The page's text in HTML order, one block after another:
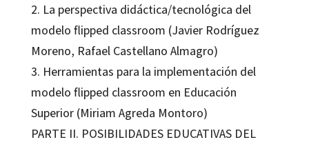
2. La perspectiva didáctica/tecnológica del
modelo flipped classroom (Javier Rodríguez
Moreno, Rafael Castellano Almagro)
3. Herramientas para la implementación del
modelo flipped classroom en Educación
Superior (Miriam Agreda Montoro)
PARTE II. POSIBILIDADES EDUCATIVAS DEL